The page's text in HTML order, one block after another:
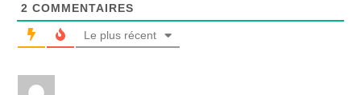
2 COMMENTAIRES
Le plus récent